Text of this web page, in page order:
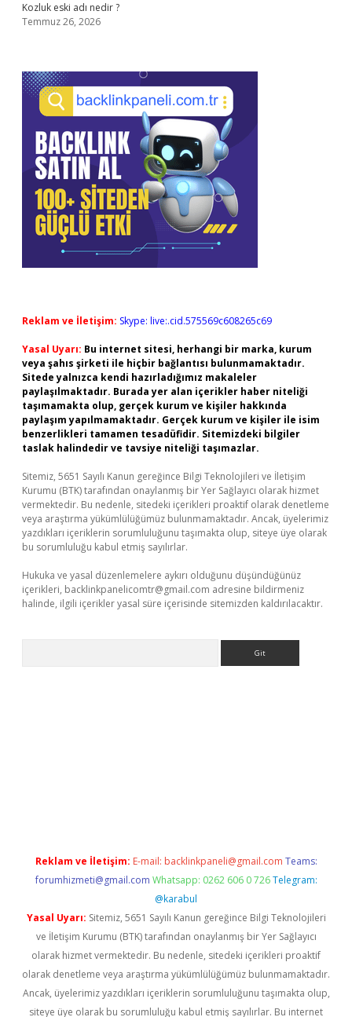
Kozluk eski adı nedir ?
Temmuz 26, 2026
Reklam ve İletişim: Skype: live:.cid.575569c608265c69
Yasal Uyarı: Bu internet sitesi, herhangi bir marka, kurum
veya şahıs şirketi ile hiçbir bağlantısı bulunmamaktadır.
Sitede yalnızca kendi hazırladığımız makaleler
paylaşılmaktadır. Burada yer alan içerikler haber niteliği
taşımamakta olup, gerçek kurum ve kişiler hakkında
paylaşım yapılmamaktadır. Gerçek kurum ve kişiler ile isim
benzerlikleri tamamen tesadüfidir. Sitemizdeki bilgiler
taslak halindedir ve tavsiye niteliği taşımazlar.
Sitemiz, 5651 Sayılı Kanun gereğince Bilgi Teknolojileri ve İletişim
Kurumu (BTK) tarafından onaylanmış bir Yer Sağlayıcı olarak hizmet
vermektedir. Bu nedenle, sitedeki içerikleri proaktif olarak denetleme
veya araştırma yükümlülüğümüz bulunmamaktadır. Ancak, üyelerimiz
yazdıkları içeriklerin sorumluluğunu taşımakta olup, siteye üye olarak
bu sorumluluğu kabul etmiş sayılırlar.
Hukuka ve yasal düzenlemelere aykırı olduğunu düşündüğünüz
içerikleri, backlinkpanelicomtr@gmail.com adresine bildirmeniz
halinde, ilgili içerikler yasal süre içerisinde sitemizden kaldırılacaktır.
Reklam ve İletişim: E-mail: backlinkpaneli@gmail.com Teams:
forumhizmeti@gmail.com Whatsapp: 0262 606 0 726 Telegram:
@karabul
Yasal Uyarı: Sitemiz, 5651 Sayılı Kanun gereğince Bilgi Teknolojileri
ve İletişim Kurumu (BTK) tarafından onaylanmış bir Yer Sağlayıcı
olarak hizmet vermektedir. Bu nedenle, sitedeki içerikleri proaktif
olarak denetleme veya araştırma yükümlülüğümüz bulunmamaktadır.
Ancak, üyelerimiz yazdıkları içeriklerin sorumluluğunu taşımakta olup,
siteye üye olarak bu sorumluluğu kabul etmiş sayılırlar. Bu internet